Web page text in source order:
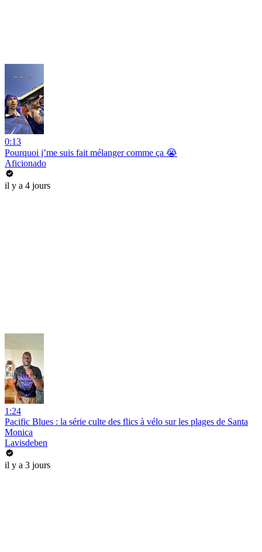
0:13
Pourquoi j’me suis fait mélanger comme ça 😭
Aficionado
il y a 4 jours
1:24
Pacific Blues : la série culte des flics à vélo sur les plages de Santa
Monica
Lavisdeben
il y a 3 jours